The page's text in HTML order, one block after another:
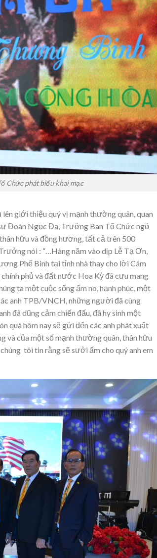
Chức phát biểu khai mạc
giới thiệu quý vị mạnh thường quân, quan
Đoàn Ngọc Đa, Trưởng Ban Tổ Chức ngỏ
hữu và đồng hương, tất cả trên 500
nói : “…Hàng năm vào dịp Lễ Tạ Ơn,
Phế Binh tại tỉnh nhà thay cho lời Cám
phủ và đất nước Hoa Kỳ đã cưu mang
ta một cuộc sống ấm no, hạnh phúc, một
anh TPB/VNCH, những người đã cùng
đã dũng cảm chiến đấu, đã hy sinh một
quà hôm nay sẽ gửi đến các anh phát xuất
của một số mạnh thường quân, thân hữu
tôi tin rằng sẽ sưởi ấm cho quý anh em